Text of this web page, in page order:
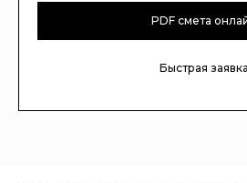
PDF смета
Быстрая заявка